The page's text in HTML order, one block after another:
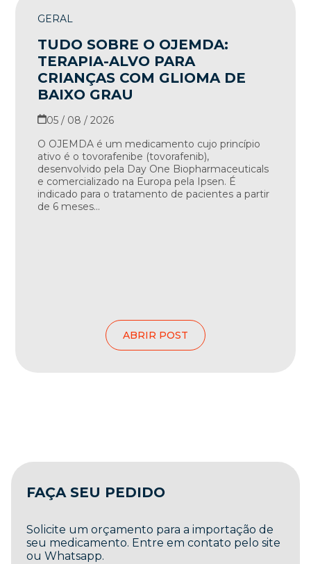
GERAL
TUDO SOBRE O OJEMDA:
TERAPIA-ALVO PARA
CRIANÇAS COM GLIOMA DE
BAIXO GRAU
05 / 08 / 2026
O OJEMDA é um medicamento cujo princípio
ativo é o tovorafenibe (tovorafenib),
desenvolvido pela Day One Biopharmaceuticals
e comercializado na Europa pela Ipsen. É
indicado para o tratamento de pacientes a partir
de 6 meses...
ABRIR POST
FAÇA SEU PEDIDO
Solicite um orçamento para a importação de
seu medicamento. Entre em contato pelo site
ou Whatsapp.